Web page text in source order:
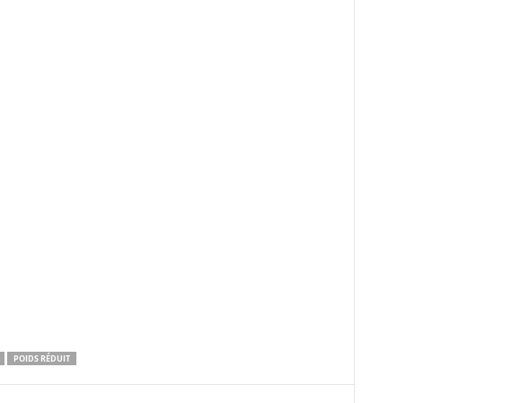
POIDS RÉDUIT